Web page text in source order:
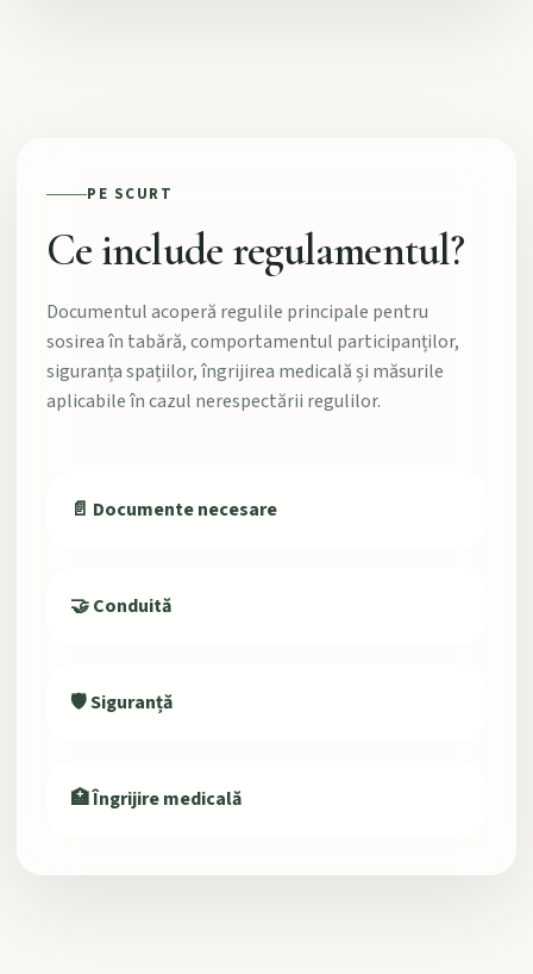
PE SCURT
Ce include regulamentul?
Documentul acoperă regulile principale pentru
sosirea în tabără, comportamentul participanților,
siguranța spațiilor, îngrijirea medicală și măsurile
aplicabile în cazul nerespectării regulilor.
📄 Documente necesare
🤝 Conduită
🛡️ Siguranță
🏥 Îngrijire medicală